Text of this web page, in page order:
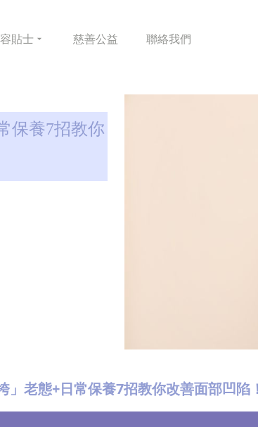
貼士 慈善公益 聯絡我們
保養7招教你
老態+日常保養7招教你改善面部凹陷！